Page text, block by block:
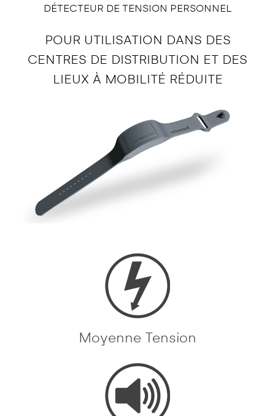
DÉTECTEUR DE TENSION PERSONNEL
POUR UTILISATION DANS DES
CENTRES DE DISTRIBUTION ET DES
LIEUX À MOBILITÉ RÉDUITE
Moyenne Tension